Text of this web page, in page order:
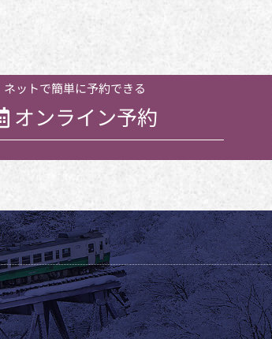
ネットで簡単に予約できる
オンライン予約